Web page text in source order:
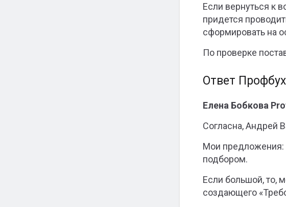
Если вернуться к
придется
сформировать на
По проверке
Ответ
Елена Бобкова
Согласна, Андрей
Мои предложения:
подбором.
Если большой, то,
создающего